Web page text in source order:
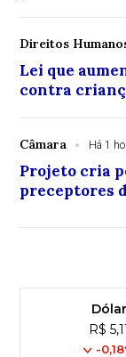
Direitos
Lei que
contra
Câmara Há 1
Projeto cria
preceptores
Dólar
R$
-